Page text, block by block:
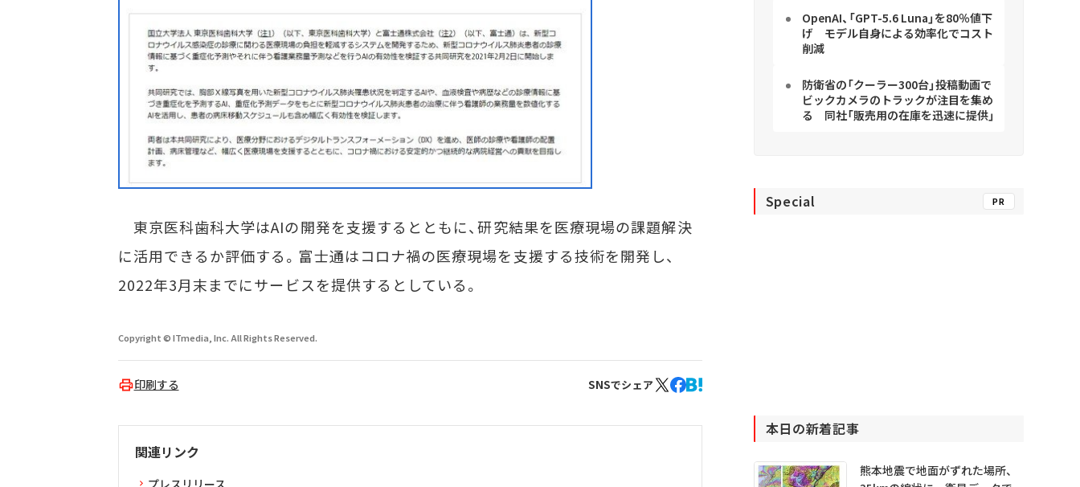
東京医科歯科大学はAIの開発を支援するとともに、研究結果を医療現場の課題解決
に活用できるか評価する。富士通はコロナ禍の医療現場を支援する技術を開発し、
2022年3月末までにサービスを提供するとしている。
Copyright © ITmedia, Inc. All Rights Reserved.
印刷する SNSでシェア
関連リンク
プレスリリース
OpenAI、「GPT-5.6 Luna」を80％値下
げ モデル自身による効率化でコスト
削減
防衛省の「クーラー300台」投稿動画で
ビックカメラのトラックが注目を集め
る 同社「販売用の在庫を迅速に提供」
Special PR
本日の新着記事
熊本地震で地面がずれた場所、